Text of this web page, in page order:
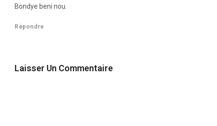
Bondye beni nou.
Répondre
Laisser Un Commentaire